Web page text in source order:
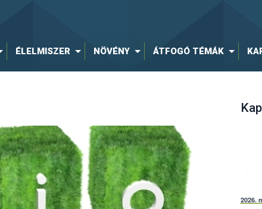
ÉLELMISZER NÖVÉNY ÁTFOGÓ TÉMÁK
2026.